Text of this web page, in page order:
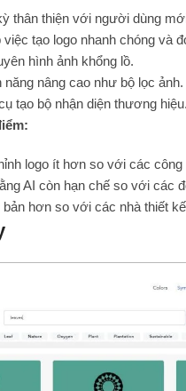
thân thiện với người dùng
việc tạo logo nhanh chóng và
hình ảnh khổng lồ.
nâng cao như bộ lọc ảnh.
tạo bộ nhận diện thương hiệu.
logo ít hơn so với các công
AI còn hạn chế so với các
hơn so với các nhà thiết